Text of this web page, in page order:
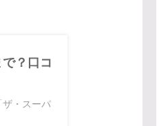
？口コ
・スーパ